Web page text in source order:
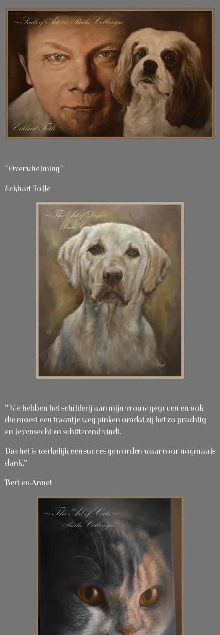
”Overwhelming”
Eckhart Tolle
"We hebben het schilderij aan mijn vrouw gegeven en ook
die moest een traantje weg pinken omdat zij het zo prachtig
en levensecht en schitterend vindt.
Dus het is werkelijk een succes geworden waarvoor nogmaals
dank."
Bert en Annet